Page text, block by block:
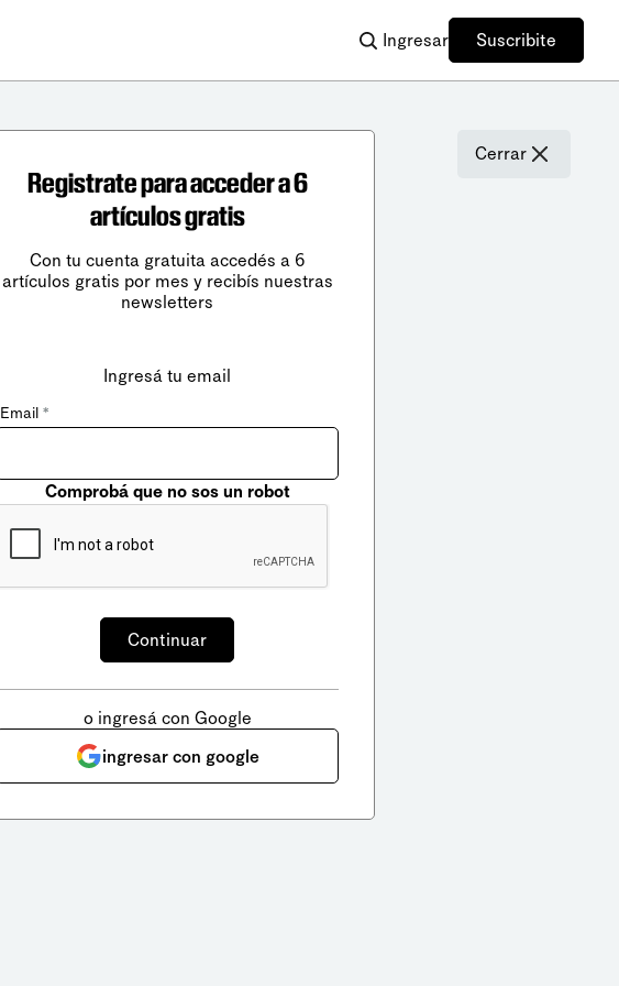
Ingresar Suscribite
Cerrar
Registrate para acceder a 6
artículos gratis
Con tu cuenta gratuita accedés a 6
artículos gratis por mes y recibís nuestras
newsletters
Ingresá tu email
Email *
Comprobá que no sos un robot
o ingresá con Google
ingresar con google